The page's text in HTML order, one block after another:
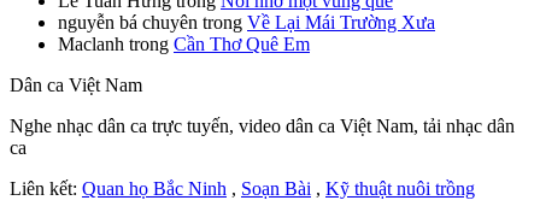
nguyễn bá chuyên trong Về Lại Mái Trường Xưa
Maclanh trong Cần Thơ Quê Em
Dân ca Việt Nam
Nghe nhạc dân ca trực tuyến, video dân ca Việt Nam, tải nhạc dân
ca
Liên kết: Quan họ Bắc Ninh , Soạn Bài , Kỹ thuật nuôi trồng